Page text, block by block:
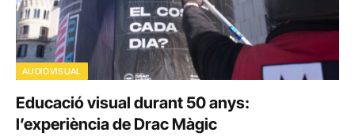
AUDIOVISUAL
Educació visual durant 50 anys:
l’experiència de Drac Màgic